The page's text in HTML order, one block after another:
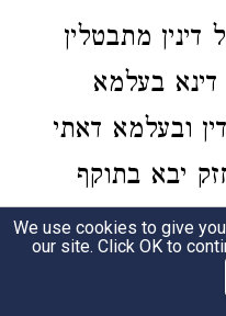
מתבטלין
בעלמא
ובעלמא דאתי
יבא בתוקף
שהוא
עולם
We use cookies to give
our site. Click OK to